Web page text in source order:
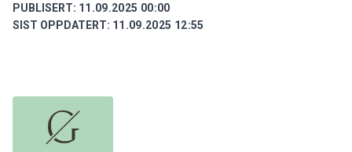
PUBLISERT: 11.09.2025 00:00
SIST OPPDATERT: 11.09.2025 12:55